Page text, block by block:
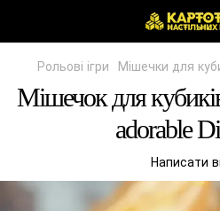
Рольові ігри Мішечки для
Мішечок для
adorable
Написати